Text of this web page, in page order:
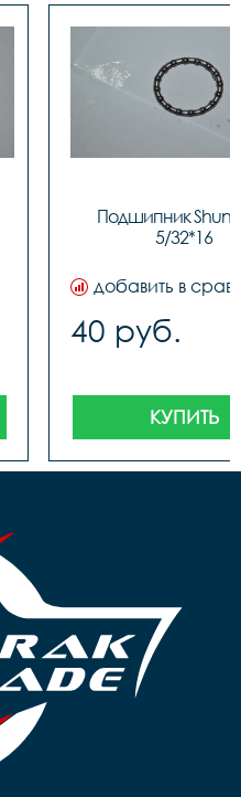
Подшипник
5/32*16
добавить в
40 руб.
КУПИТЬ